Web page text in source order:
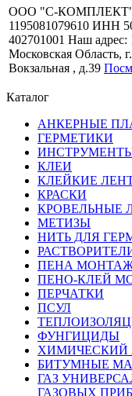
ООО "С-
1195081079610 ИНН
402701001 Наш адрес:
Московская Область,
Вокзальная , д.39
Каталог
АНКЕРНЫЕ
ГЕРМЕТИКИ
КЛЕИ
КЛЕЙКИЕ
КРАСКИ
КРОВЕЛЬНЫЕ
МЕТИЗЫ
НИТЬ ДЛЯ
ПЕНА
ПЕНО-КЛЕЙ
ПЕРЧАТКИ
ПСУЛ
ФУНГИЦИДЫ
ХИМИЧЕСКИЙ
БИТУМНЫЕ
ГАЗ
ГАЗОВЫХ